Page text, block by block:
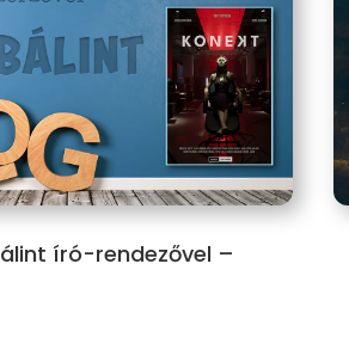
író-rendezővel –